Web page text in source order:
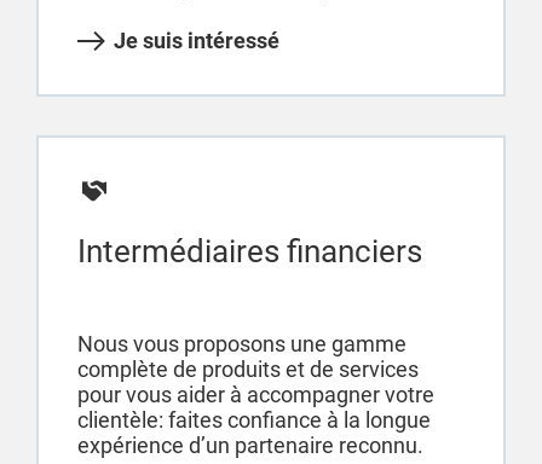
Je suis intéressé
Intermédiaires financiers
Nous vous proposons une gamme
complète de produits et de services
pour vous aider à accompagner votre
clientèle: faites confiance à la longue
expérience d’un partenaire reconnu.